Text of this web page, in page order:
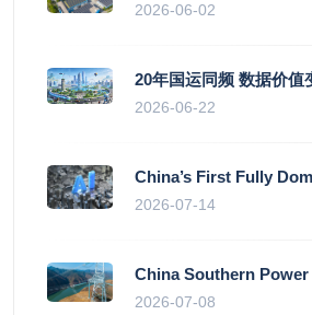
2026-06-02
2026-06-22
2026-07-14
2026-07-08